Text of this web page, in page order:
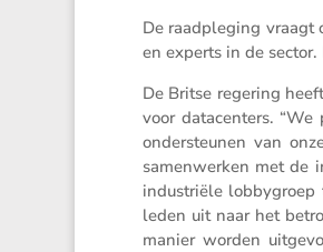
De raadple­ging vraagt
en experts in de
De Britse regering
voor datacen­ters.
onder­steunen van
samen­werken met de
industriële lobby­groep
leden uit naar het
manier worden